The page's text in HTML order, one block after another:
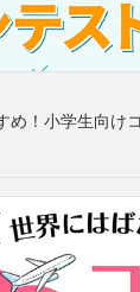
め！小学生向け